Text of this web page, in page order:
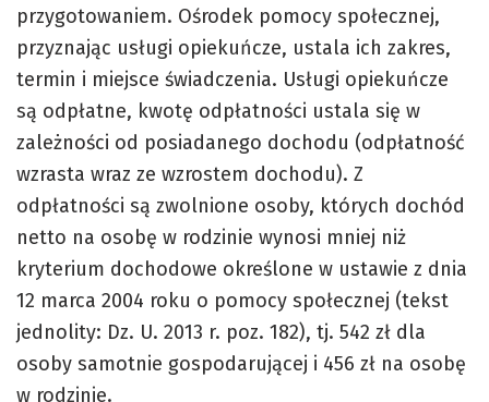
przygotowaniem. Ośrodek pomocy społecznej,
przyznając usługi opiekuńcze, ustala ich zakres,
termin i miejsce świadczenia. Usługi opiekuńcze
są odpłatne, kwotę odpłatności ustala się w
zależności od posiadanego dochodu (odpłatność
wzrasta wraz ze wzrostem dochodu). Z
odpłatności są zwolnione osoby, których dochód
netto na osobę w rodzinie wynosi mniej niż
kryterium dochodowe określone w ustawie z dnia
12 marca 2004 roku o pomocy społecznej (tekst
jednolity: Dz. U. 2013 r. poz. 182), tj. 542 zł dla
osoby samotnie gospodarującej i 456 zł na osobę
w rodzinie.